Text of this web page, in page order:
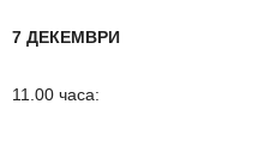
7 ДЕКЕМВРИ
11.00 часа: